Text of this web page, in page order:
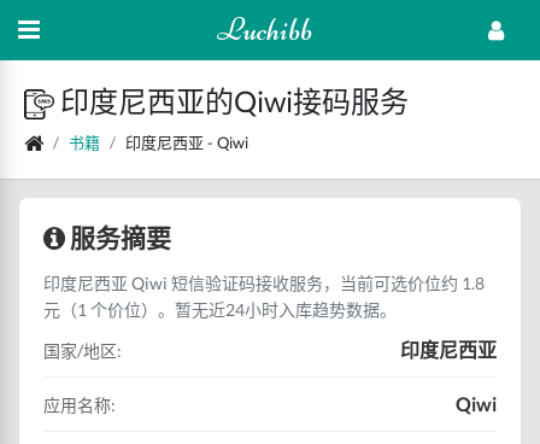
Luchibb
印度尼西亚的Qiwi接码服务
书籍 印度尼西亚 - Qiwi
服务摘要
印度尼西亚 Qiwi 短信验证码接收服务，当前可选价位约 1.8
元（1 个价位）。暂无近24小时入库趋势数据。
国家/地区:
印度尼西亚
应用名称: Qiwi